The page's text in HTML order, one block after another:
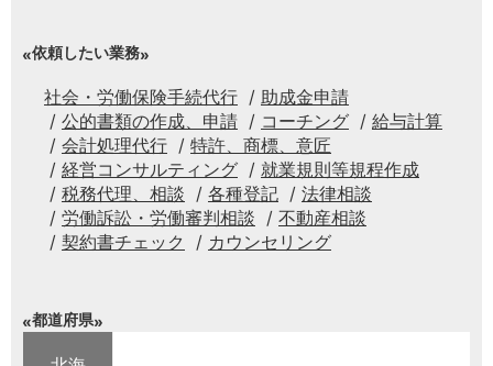
依頼したい業務
社会・労働保険手続代行
助成金申請
公的書類の作成、申請
コーチング
給与計算
会計処理代行
特許、商標、意匠
経営コンサルティング
就業規則等規程作成
税務代理、相談
各種登記
法律相談
労働訴訟・労働審判相談
不動産相談
契約書チェック
カウンセリング
都道府県